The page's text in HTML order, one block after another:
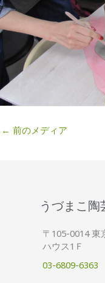
← 前のメディア
うづまこ陶
〒105-0014 東
ハウス1Ｆ
03-6809-6363